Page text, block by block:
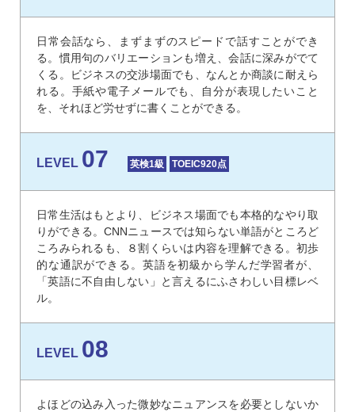
日常会話なら、まずまずのスピードで話すことができ
る。慣用句のバリエーションも増え、会話に深みがでて
くる。ビジネスの交渉場面でも、なんとか商談に耐えら
れる。手紙や電子メールでも、自分が表現したいこと
を、それほど労せずに書くことができる。
LEVEL 07 英検1級 TOEIC920点
日常生活はもとより、ビジネス場面でも本格的なやり取
りができる。CNNニュースでは知らない単語がところど
ころみられるも、８割くらいは内容を理解できる。初歩
的な通訳ができる。英語を初級から学んだ学習者が、
「英語に不自由しない」と言えるにふさわしい目標レベ
ル。
LEVEL 08
よほどの込み入った微妙なニュアンスを必要としないか